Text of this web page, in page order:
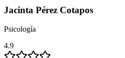
Jacinta Pérez Cotapos
Psicología
4.9